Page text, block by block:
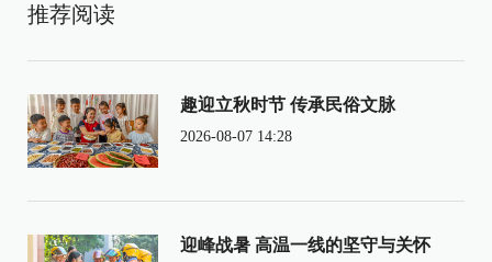
推荐阅读
趣迎立秋时节 传承民俗文脉
2026-08-07 14:28
迎峰战暑 高温一线的坚守与关怀